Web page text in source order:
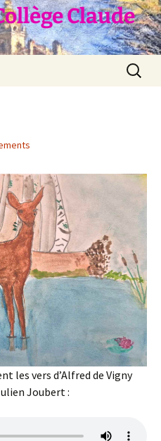
Claude
les vers d’Alfred de Vigny
Joubert :